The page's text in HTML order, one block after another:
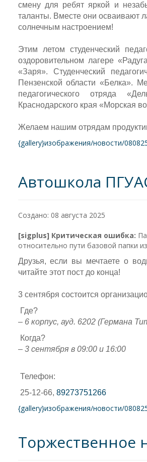
смену для ребят яркой и
таланты. Вместе они осваивают
солнечным настроением!
Этим летом студенческий
оздоровительном лагере
«Заря». Студенческий
Пензенской области «Белка».
педагогического отряда
Краснодарского края «Морская
Желаем нашим отрядам
{gallery}изображения/новости/
Автошкола
Создано: 08 августа 2025
[sigplus] Критическая ошибка:
относительно пути базовой папки
Друзья, если вы мечтаете о
читайте этот пост до конца!
3 сентября состоится
Где?
– 6 корпус, ауд. 6202 (Германа
Когда?
– 3 сентября в 09:00 и 16:00
Телефон:
25-12-66, 89273751266
{gallery}изображения/новости/
Торжественное